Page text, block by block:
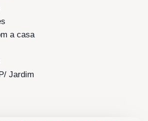
a casa
Jardim